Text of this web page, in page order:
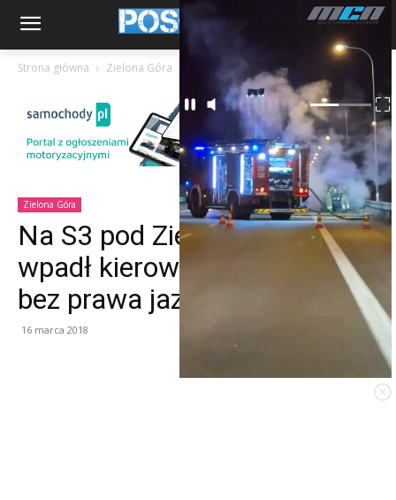
Strona główna Zielona Góra
Zielona Góra
Na S3 pod Zieloną Góra
wpadł kierowca ciężarówki
bez prawa jazdy
16 marca 2018